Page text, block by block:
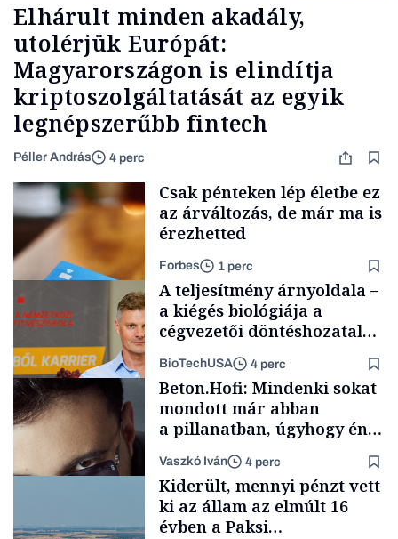
Elhárult minden akadály,
utolérjük Európát:
Magyarországon is elindítja
kriptoszolgáltatását az egyik
legnépszerűbb fintech
Péller András 4 perc
Autó
Csak pénteken lép életbe ez
az árváltozás, de már ma is
érezhetted
Forbes 1 perc
Content Lab HUB
A teljesítmény árnyoldala –
a kiégés biológiája a
cégvezetői döntéshozatal
BioTechUSA 4 perc
Beton.Hofi: Mindenki sokat
mondott már abban
a pillanatban, úgyhogy én
a legsarkosabb
gondolataimat akartam
kimondani
Vaszkó Iván 4 perc
Kiderült, mennyi pénzt vett
ki az állam az elmúlt 16
évben a Paksi